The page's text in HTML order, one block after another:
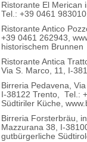
Ristorante El Merican
Tel.: +39 0461
Ristorante Antico
+39 0461 262943,
historischem Brunnen
Ristorante Antica
Via S. Marco, 11, I-
Birreria Pedavena,
I-38122 Trento, Tel.:
Südtiriler Küche,
Birreria Forsterbräu,
Mazzurana 38, I-
gutbürgerliche